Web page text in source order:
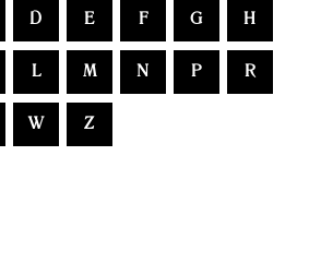
D E F G H
L M N P R
W Z